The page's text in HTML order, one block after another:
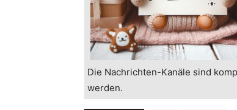
Die Nachrichten-Kanäle sind
werden.